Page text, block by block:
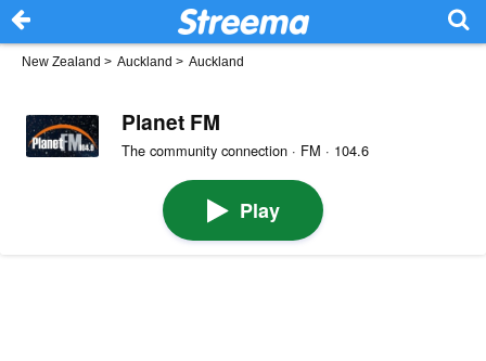
New Zealand > Auckland > Auckland
Planet FM
The community connection · FM · 104.6
Play